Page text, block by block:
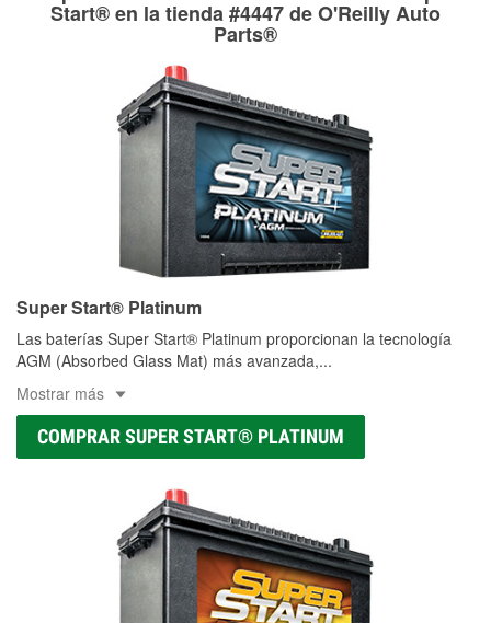
Herramientas de O'Reilly
pueden ser reutilizados, podemos ayudarte a encontrar las
partes de reemplazo correctas para tu reparación.
Rectificación de tambores y discos de freno
Start® en la tienda #4447 de O'Reilly Auto
Parts®
Super Start® Platinum
Las baterías Super Start® Platinum proporcionan la tecnología
AGM (Absorbed Glass Mat) más avanzada,...
Mostrar más
COMPRAR SUPER START® PLATINUM